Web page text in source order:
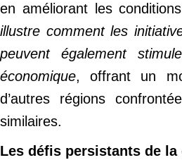
en améliorant les
illustre comment les
peuvent également
économique, offrant un
d’autres régions
similaires.
Les défis persistants de